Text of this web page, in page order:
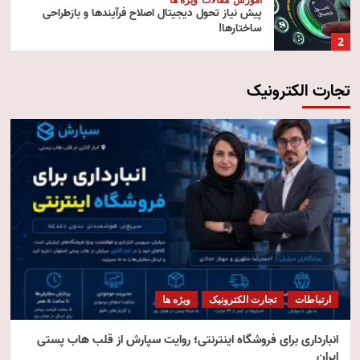
2
پیش‌ نیاز تحول دیجیتال اصلاح فرآیندها و بازطراحی
ساختارها!
3
آموزش
4
تکنولوژی مقالات ویژه ها
هوش مصنوعی استنتاجی
5
امنیت مقالات ویژه ها
امنیت فناوری اطلاعات
تجارت الکترونیک
ارتباطات تجارت الکترونیک ویژه ها
انبارداری برای فروشگاه اینترنتی؛ روایت سپارش از قلب هاب پستی